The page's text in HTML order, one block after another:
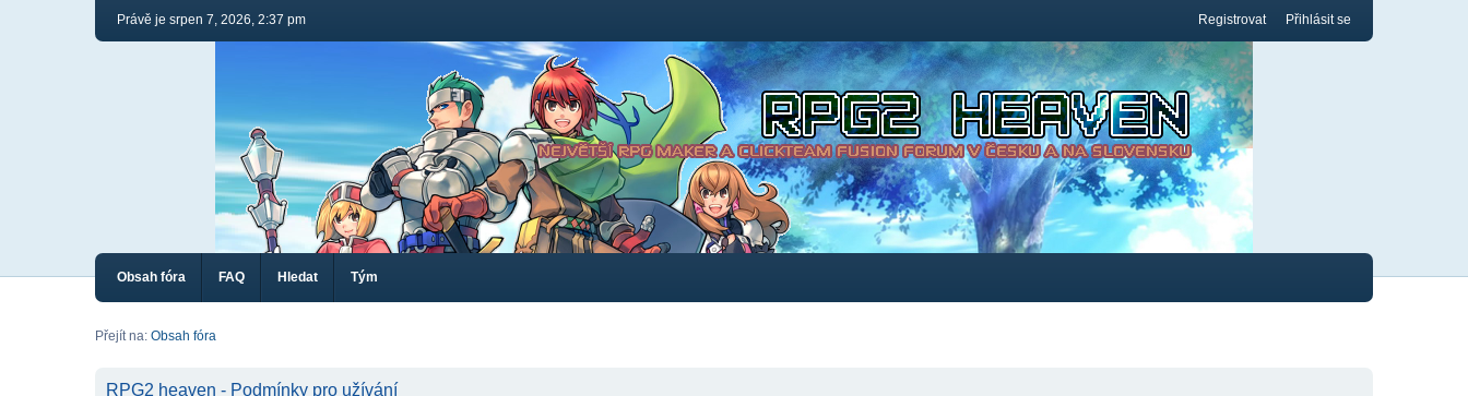
Právě je srpen 7, 2026, 2:37 pm Registrovat Přihlásit se
Obsah fóra FAQ Hledat Tým
Přejít na: Obsah fóra
RPG2 heaven - Podmínky pro užívání